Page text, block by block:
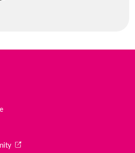
neuen Tab geöffnet)
(Wird in einem neuen Tab geöffnet)